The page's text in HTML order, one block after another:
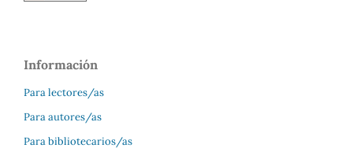
Información
Para lectores/as
Para autores/as
Para bibliotecarios/as